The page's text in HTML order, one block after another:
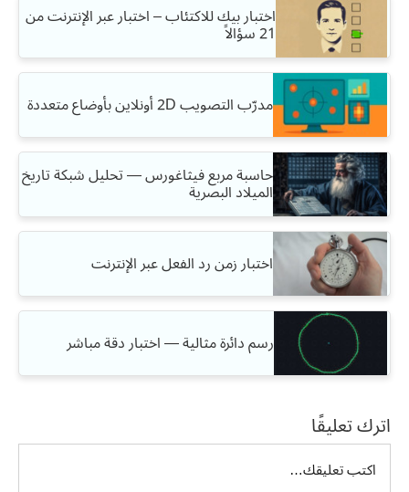
اختبار بيك للاكتئاب – اختبار عبر الإنترنت من
21 سؤالاً
مدرّب التصويب 2D أونلاين بأوضاع متعددة
حاسبة مربع فيثاغورس — تحليل شبكة تاريخ
الميلاد البصرية
اختبار زمن رد الفعل عبر الإنترنت
رسم دائرة مثالية — اختبار دقة مباشر
اترك تعليقًا
تعليق